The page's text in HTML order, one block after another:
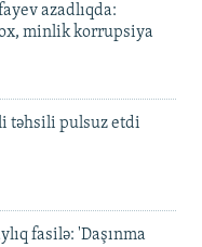
azadlıqda:
minlik korrupsiya
təhsili pulsuz etdi
fasilə: 'Daşınma